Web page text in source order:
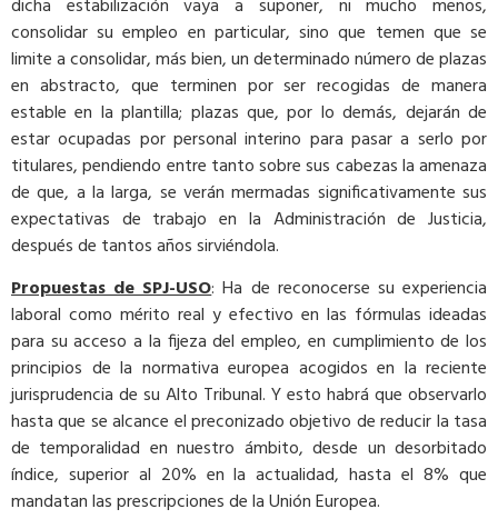
dicha estabilización vaya a suponer, ni mucho menos,
consolidar su empleo en particular, sino que temen que se
limite a consolidar, más bien, un determinado número de plazas
en abstracto, que terminen por ser recogidas de manera
estable en la plantilla; plazas que, por lo demás, dejarán de
estar ocupadas por personal interino para pasar a serlo por
titulares, pendiendo entre tanto sobre sus cabezas la amenaza
de que, a la larga, se verán mermadas significativamente sus
expectativas de trabajo en la Administración de Justicia,
después de tantos años sirviéndola.
Propuestas de SPJ-USO: Ha de reconocerse su experiencia
laboral como mérito real y efectivo en las fórmulas ideadas
para su acceso a la fijeza del empleo, en cumplimiento de los
principios de la normativa europea acogidos en la reciente
jurisprudencia de su Alto Tribunal. Y esto habrá que observarlo
hasta que se alcance el preconizado objetivo de reducir la tasa
de temporalidad en nuestro ámbito, desde un desorbitado
índice, superior al 20% en la actualidad, hasta el 8% que
mandatan las prescripciones de la Unión Europea.